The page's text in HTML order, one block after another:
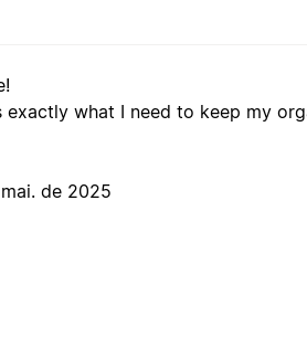
exactly what I need to keep my
de 2025